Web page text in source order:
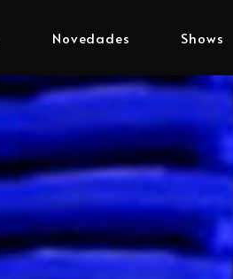
Novedades Shows